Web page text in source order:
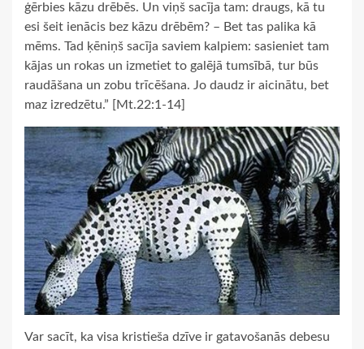
ģērbies kāzu drēbēs. Un viņš sacīja tam: draugs, kā tu
esi šeit ienācis bez kāzu drēbēm? – Bet tas palika kā
mēms. Tad ķēniņš sacīja saviem kalpiem: sasieniet tam
kājas un rokas un izmetiet to galējā tumsībā, tur būs
raudāšana un zobu trīcēšana. Jo daudz ir aicinātu, bet
maz izredzētu.” [Mt.22:1-14]
Var sacīt, ka visa kristieša dzīve ir gatavošanās debesu